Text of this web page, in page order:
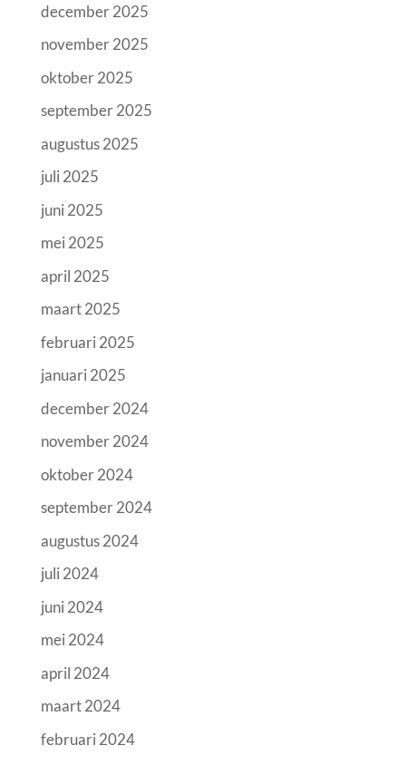
december 2025
november 2025
oktober 2025
september 2025
augustus 2025
juli 2025
juni 2025
mei 2025
april 2025
maart 2025
februari 2025
januari 2025
december 2024
november 2024
oktober 2024
september 2024
augustus 2024
juli 2024
juni 2024
mei 2024
april 2024
maart 2024
februari 2024